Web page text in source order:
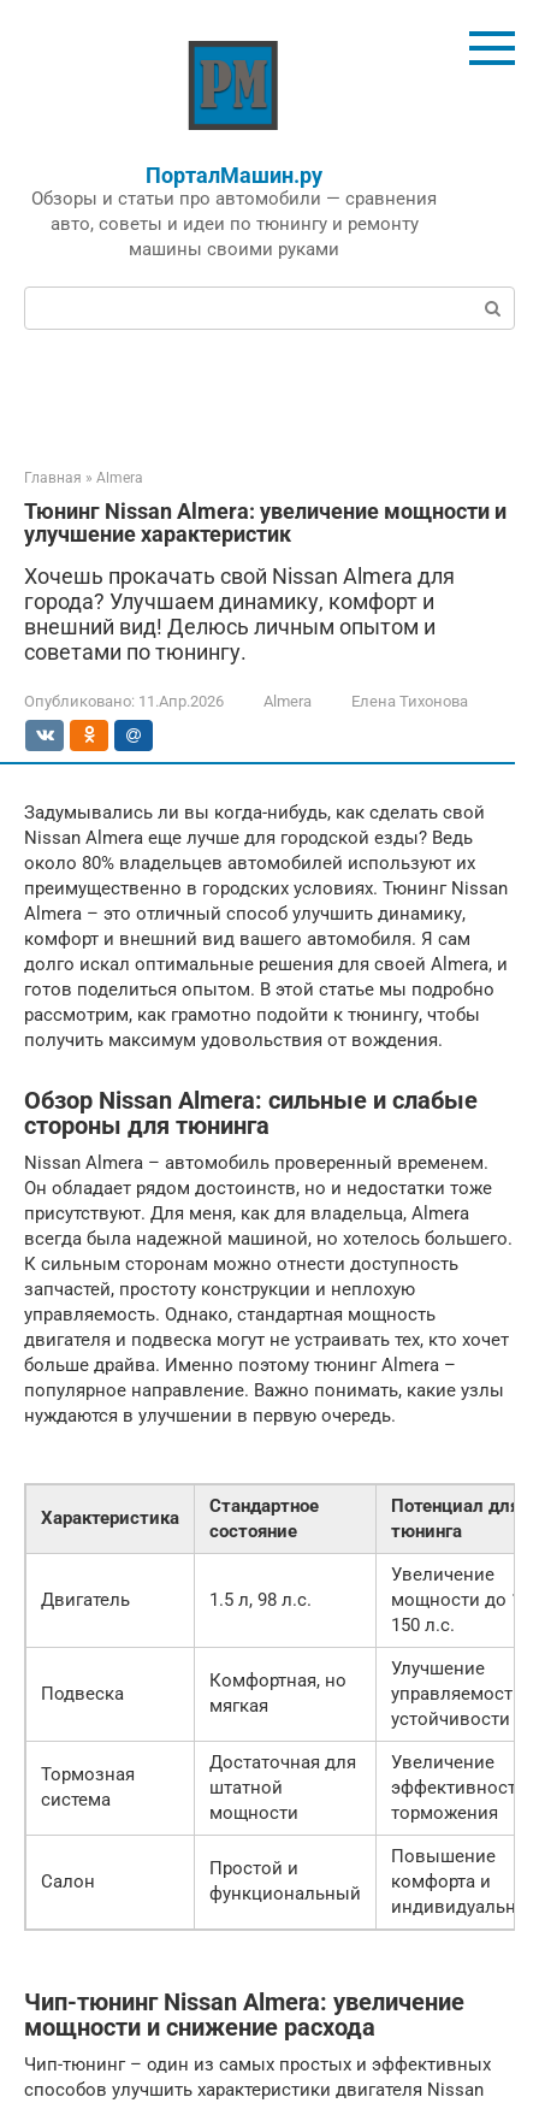
ПорталМашин.ру
Обзоры и статьи про автомобили — сравнения
авто, советы и идеи по тюнингу и ремонту
машины своими руками
Поиск:
Главная » Almera
Тюнинг Nissan Almera: увеличение мощности и
улучшение характеристик
Хочешь прокачать свой Nissan Almera для
города? Улучшаем динамику, комфорт и
внешний вид! Делюсь личным опытом и
советами по тюнингу.
Опубликовано: 11.Апр.2026 Almera Елена Тихонова
Задумывались ли вы когда-нибудь, как сделать свой
Nissan Almera еще лучше для городской езды? Ведь
около 80% владельцев автомобилей используют их
преимущественно в городских условиях. Тюнинг Nissan
Almera – это отличный способ улучшить динамику,
комфорт и внешний вид вашего автомобиля. Я сам
долго искал оптимальные решения для своей Almera, и
готов поделиться опытом. В этой статье мы подробно
рассмотрим, как грамотно подойти к тюнингу, чтобы
получить максимум удовольствия от вождения.
Обзор Nissan Almera: сильные и слабые
стороны для тюнинга
Nissan Almera – автомобиль проверенный временем.
Он обладает рядом достоинств, но и недостатки тоже
присутствуют. Для меня, как для владельца, Almera
всегда была надежной машиной, но хотелось большего.
К сильным сторонам можно отнести доступность
запчастей, простоту конструкции и неплохую
управляемость. Однако, стандартная мощность
двигателя и подвеска могут не устраивать тех, кто хочет
больше драйва. Именно поэтому тюнинг Almera –
популярное направление. Важно понимать, какие узлы
нуждаются в улучшении в первую очередь.
Характеристика
Стандартное
состояние
Потенциал для
тюнинга
Двигатель 1.5 л, 98 л.с.
Увеличение
мощности до
150 л.с.
Подвеска
Комфортная, но
мягкая
Улучшение
управляемости и
устойчивости
Тормозная
система
Достаточная для
штатной
мощности
Увеличение
эффективности
торможения
Салон
Простой и
функциональный
Повышение
комфорта и
Чип-тюнинг Nissan Almera: увеличение
мощности и снижение расхода
Чип-тюнинг – один из самых простых и эффективных
способов улучшить характеристики двигателя Nissan